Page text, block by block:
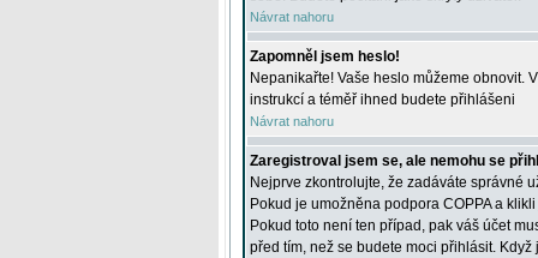
Návrat nahoru
Zapomněl jsem heslo!
Nepanikařte! Vaše heslo můžeme obnovit.
instrukcí a téměř ihned budete přihlášeni
Návrat nahoru
Zaregistroval jsem se, ale nemohu se
Nejprve zkontrolujte, že zadáváte správné
Pokud je umožněna podpora COPPA a
Pokud toto není ten případ, pak váš účet
před tím, než se budete moci přihlásit.